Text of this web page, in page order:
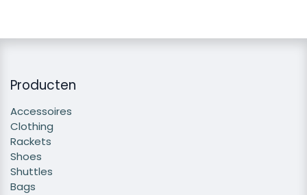
Producten
Accessoires
Clothing
Rackets
Shoes
Shuttles
Bags